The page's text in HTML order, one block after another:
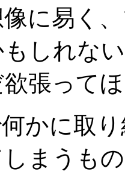
に易く
しれな
張って
かに取
まうも